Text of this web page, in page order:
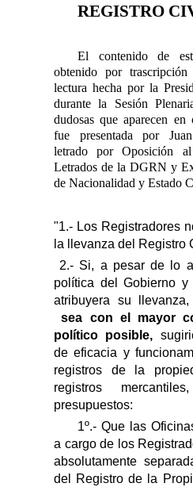
REGISTRO
El contenido de
obtenido por
lectura hecha por la
durante la Sesión
dudosas que aparecen
fue presentada por
letrado por Oposición
Letrados de la DGRN y
de Nacionalidad y Estado
"1.- Los Registradores
la llevanza del Registro
2.- Si, a pesar de lo
política del Gobierno y
atribuyera su llevanza,
sea con el mayor
político posible,
de eficacia y
registros de la
registros
presupuestos:
1º.- Que las
a cargo de los
absolutamente
del Registro de la